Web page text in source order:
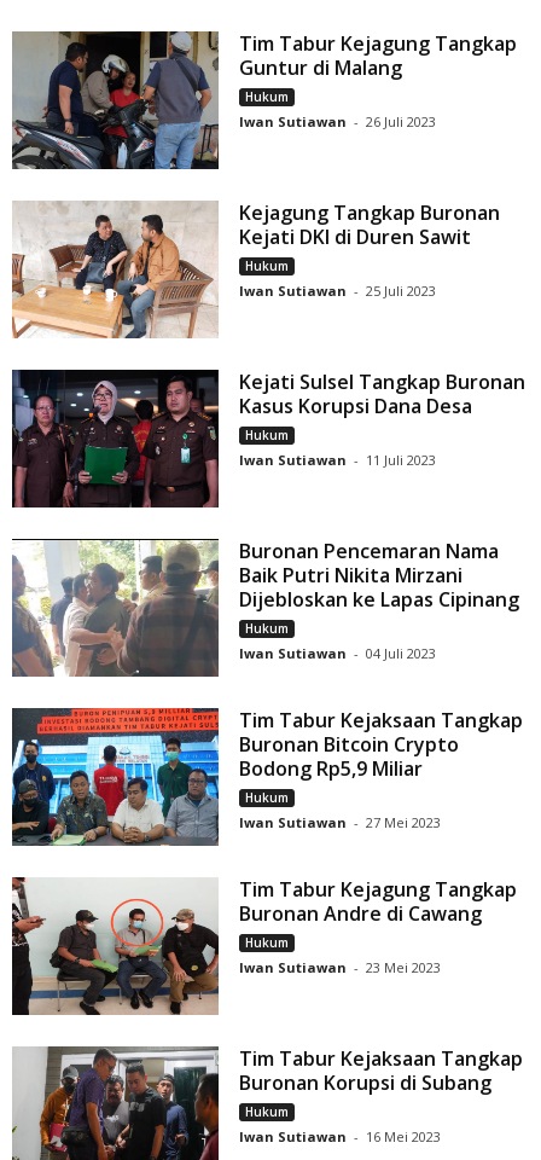
Tim Tabur Kejagung Tangkap
Guntur di Malang
Hukum
Iwan Sutiawan - 26 Juli 2023
Kejagung Tangkap Buronan
Kejati DKI di Duren Sawit
Hukum
Iwan Sutiawan - 25 Juli 2023
Kejati Sulsel Tangkap Buronan
Kasus Korupsi Dana Desa
Hukum
Iwan Sutiawan - 11 Juli 2023
Buronan Pencemaran Nama
Baik Putri Nikita Mirzani
Dijebloskan ke Lapas Cipinang
Hukum
Iwan Sutiawan - 04 Juli 2023
Tim Tabur Kejaksaan Tangkap
Buronan Bitcoin Crypto
Bodong Rp5,9 Miliar
Hukum
Iwan Sutiawan - 27 Mei 2023
Tim Tabur Kejagung Tangkap
Buronan Andre di Cawang
Hukum
Iwan Sutiawan - 23 Mei 2023
Tim Tabur Kejaksaan Tangkap
Buronan Korupsi di Subang
Hukum
Iwan Sutiawan - 16 Mei 2023